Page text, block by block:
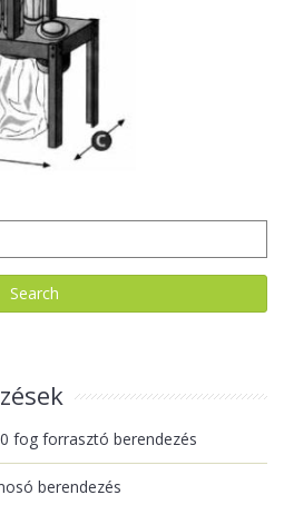
fog forrasztó berendezés
berendezés